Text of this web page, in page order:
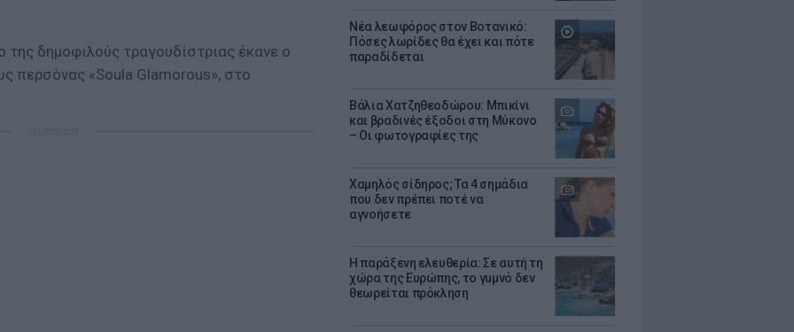
Νέα λεωφόρος στον Βοτανικό:
Πόσες λωρίδες θα έχει και πότε
παραδίδεται
Βάλια Χατζηθεοδώρου: Μπικίνι
και βραδινές έξοδοι στη Μύκονο
– Οι φωτογραφίες της
Χαμηλός σίδηρος; Τα 4 σημάδια
που δεν πρέπει ποτέ να
αγνοήσετε
Η παράξενη ελευθερία: Σε αυτή τη
χώρα της Ευρώπης, το γuμνό δεν
θεωρείται πρόκληση
της δημοφιλούς τραγουδίστριας έκανε ο
περσόνας «Soula Glamorous», στο